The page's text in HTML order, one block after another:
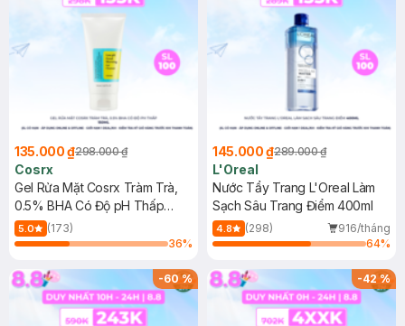
135.000 ₫298.000 ₫
Cosrx
Gel Rửa Mặt Cosrx Tràm Trà,
0.5% BHA Có Độ pH Thấp
150ml
5.0
(173)
36%
145.000 ₫289.000 ₫
L'Oreal
Nước Tẩy Trang L'Oreal Làm
Sạch Sâu Trang Điểm 400ml
4.8 (298)
916/tháng
64%
-60% -42%